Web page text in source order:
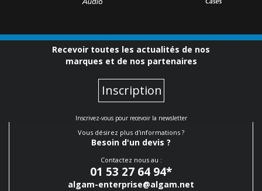
Recevoir toutes les actualités de nos
marques et de nos partenaires
Inscription
Inscrivez-vous pour recevoir la newsletter
Vous désirez plus d'informations ?
Besoin d'un devis ?
Contactez nous au :
01 53 27 64 94*
algam-enterprise@algam.net